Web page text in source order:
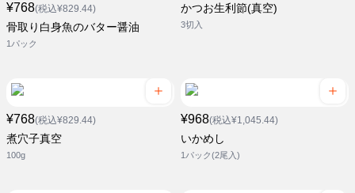
¥768(税込¥829.44)
骨取り白身魚のバター醤油
1パック
かつお生利節(真空)
3切入
¥768(税込¥829.44)
煮穴子真空
100g
¥968(税込¥1,045.44)
いかめし
1パック(2尾入)